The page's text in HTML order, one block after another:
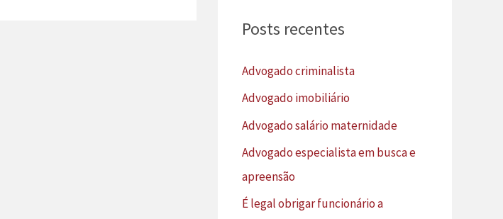
i
p
o
r
:
Posts recentes
Advogado criminalista
Advogado imobiliário
Advogado salário maternidade
Advogado especialista em busca e
apreensão
É legal obrigar funcionário a